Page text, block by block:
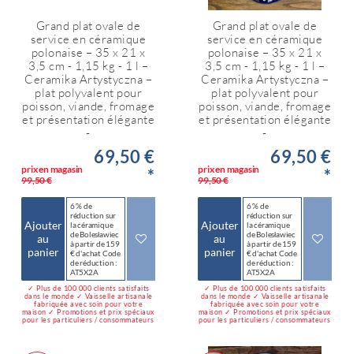
Grand plat ovale de
service en céramique
polonaise – 35 x 21 x
3,5 cm - 1,15 kg - 1 l –
Ceramika Artystyczna –
plat polyvalent pour
poisson, viande, fromage
et présentation élégante
-
prix en magasin
99,50 €
69,50 €
*
Ajouter
au
panier
6 % de
réduction sur
la céramique
de Bolesławiec
à partir de 159
€ d'achat Code
de réduction :
AT5X2A
✓ Plus de 100 000 clients satisfaits
dans le monde ✓ Vaisselle artisanale
fabriquée avec soin pour votre
maison ✓ Promotions et prix spéciaux
pour les particuliers / consommateurs
Grand plat ovale de
service en céramique
polonaise – 35 x 21 x
3,5 cm - 1,15 kg - 1 l –
Ceramika Artystyczna –
plat polyvalent pour
poisson, viande, fromage
et présentation élégante
-
prix en magasin
99,50 €
69,50 €
*
Ajouter
au
panier
6 % de
réduction sur
la céramique
de Bolesławiec
à partir de 159
€ d'achat Code
de réduction :
AT5X2A
✓ Plus de 100 000 clients satisfaits
dans le monde ✓ Vaisselle artisanale
fabriquée avec soin pour votre
maison ✓ Promotions et prix spéciaux
pour les particuliers / consommateurs